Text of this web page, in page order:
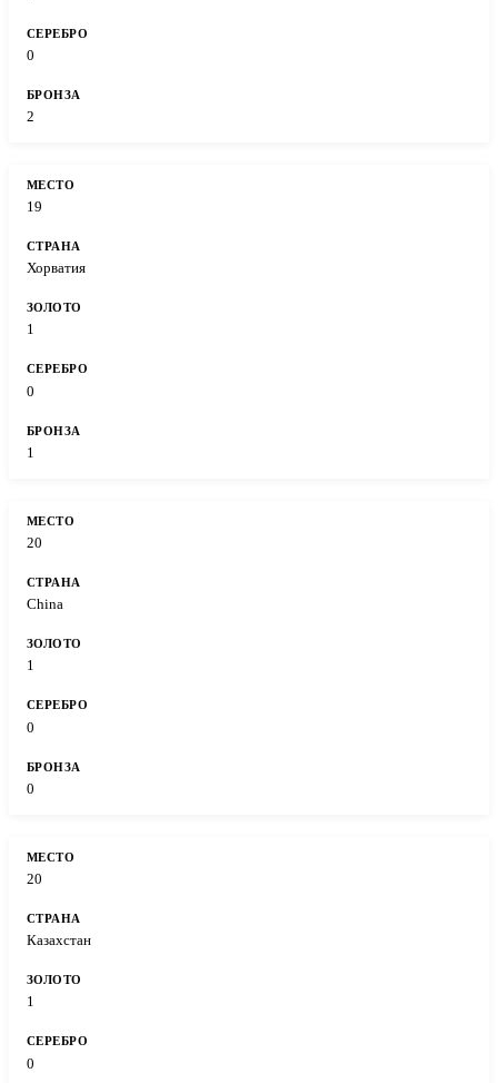
0
2
19
Хорватия
1
0
1
20
China
1
0
0
20
Казахстан
1
0